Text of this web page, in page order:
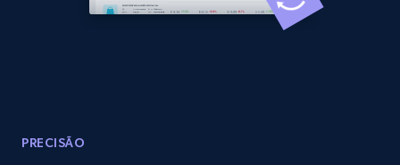
Home Depot US - Discover products by
PRECISÃO